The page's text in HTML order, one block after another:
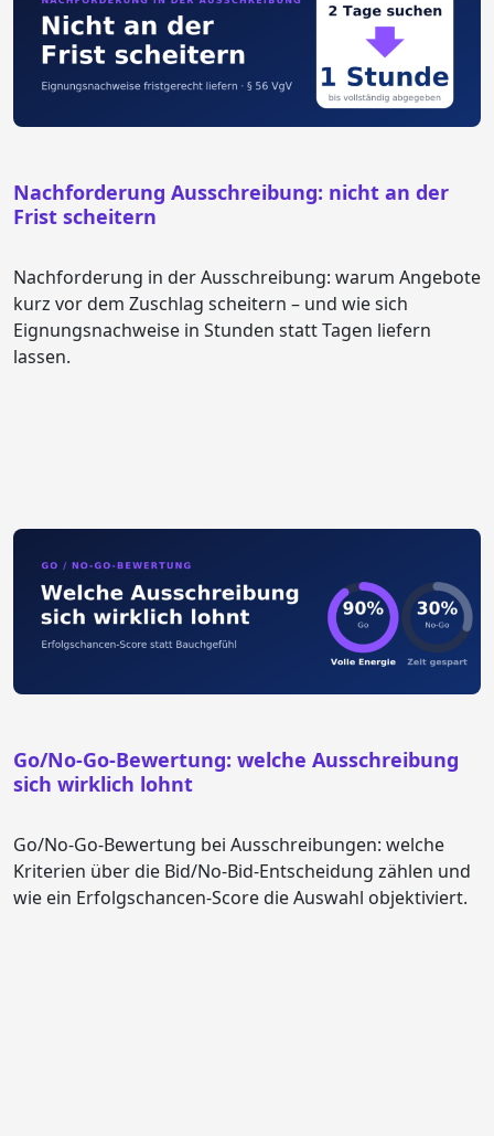
Nachforderung Ausschreibung: nicht an der
Frist scheitern
Nachforderung in der Ausschreibung: warum Angebote
kurz vor dem Zuschlag scheitern – und wie sich
Eignungsnachweise in Stunden statt Tagen liefern
lassen.
Go/No-Go-Bewertung: welche Ausschreibung
sich wirklich lohnt
Go/No-Go-Bewertung bei Ausschreibungen: welche
Kriterien über die Bid/No-Bid-Entscheidung zählen und
wie ein Erfolgschancen-Score die Auswahl objektiviert.